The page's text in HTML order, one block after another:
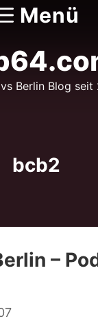
Menü
Berlin Blog seit
bcb2
–